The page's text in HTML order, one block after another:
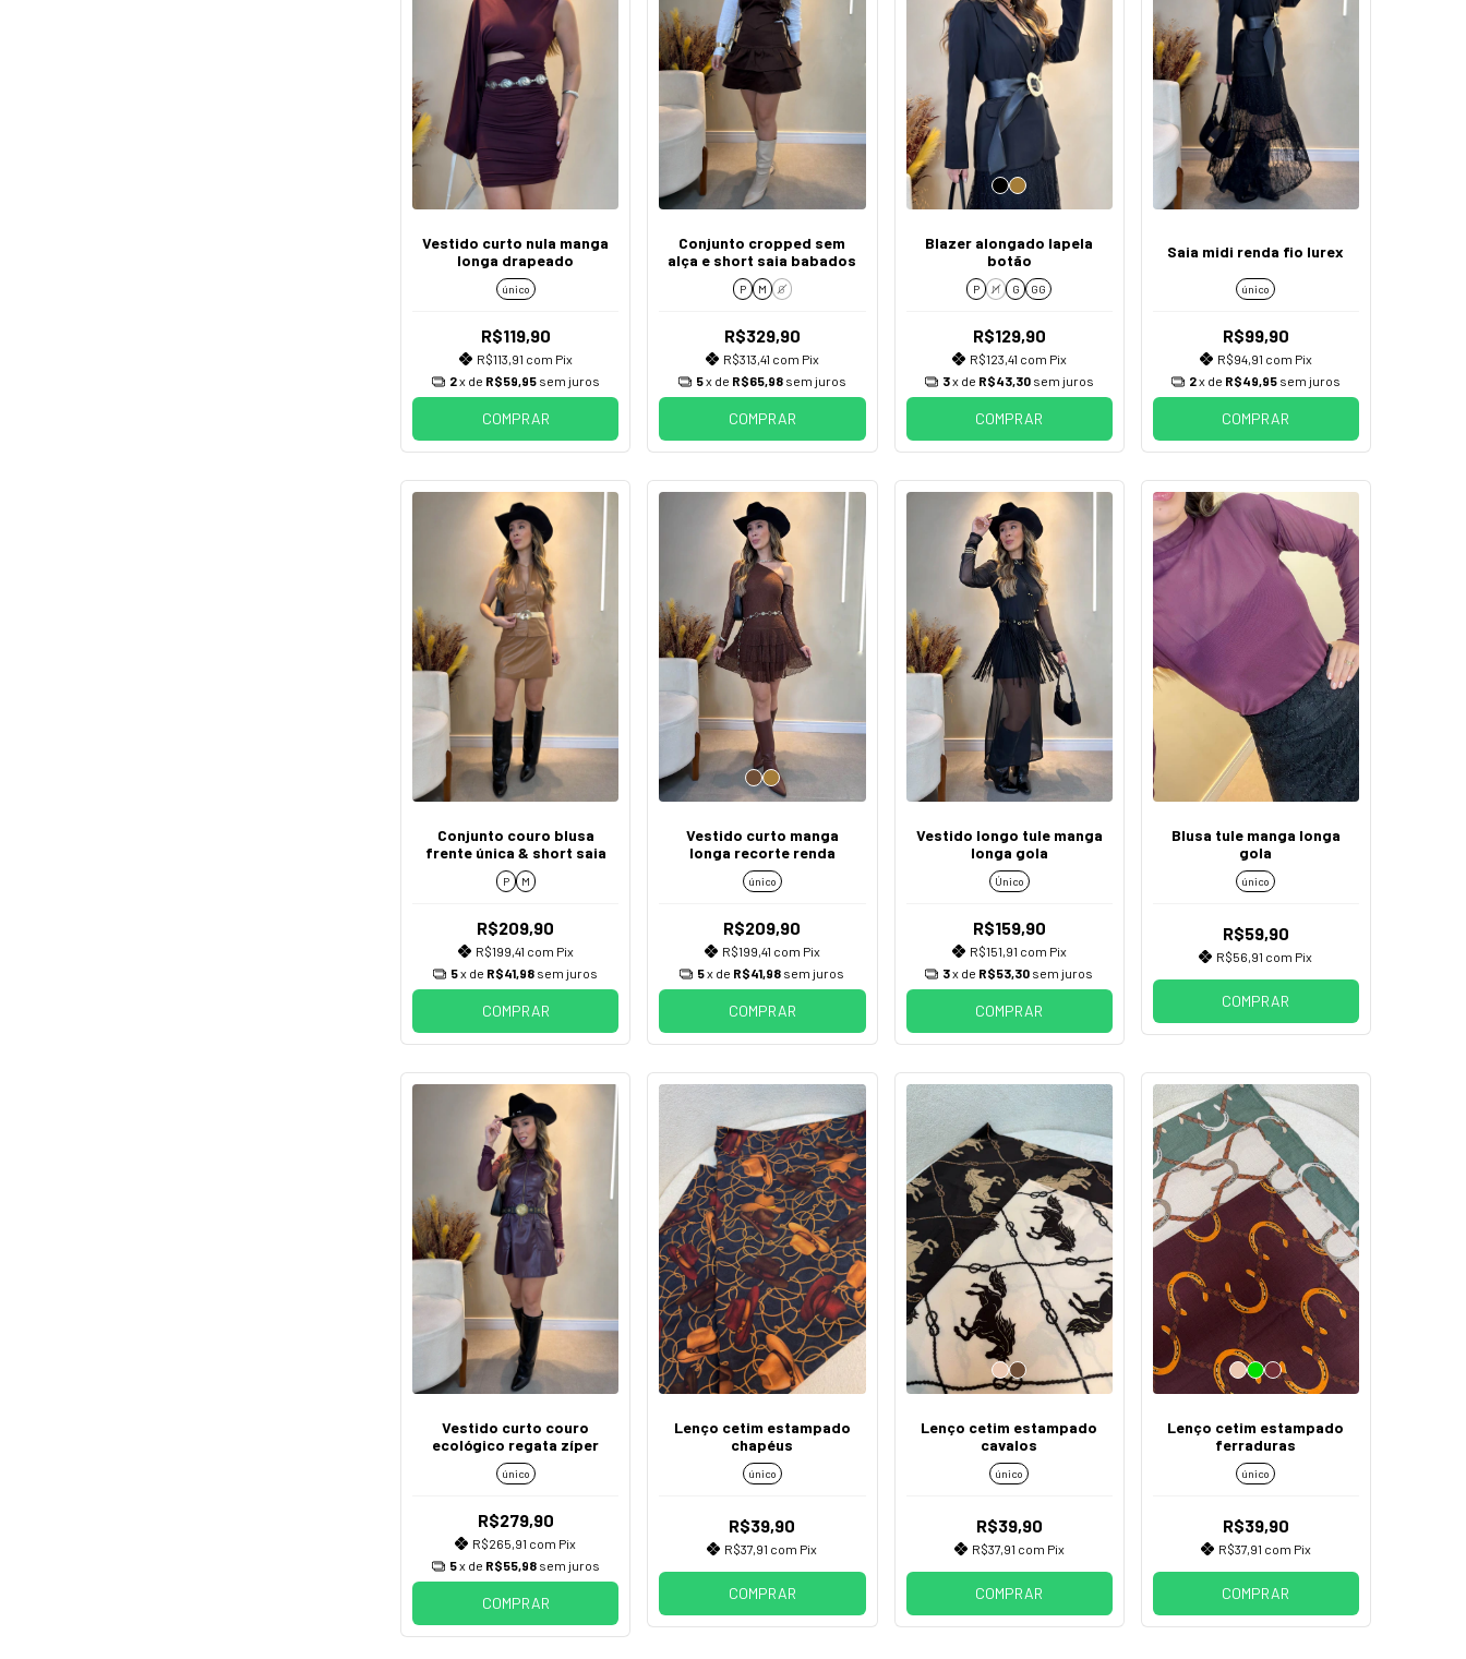
Vestido curto nula manga
longa drapeado
único
R$119,90
R$113,91 com Pix
2x de R$59,95 sem juros
COMPRAR
Conjunto cropped sem
alça e short saia babados
P M G
R$329,90
R$313,41 com Pix
5x de R$65,98 sem juros
COMPRAR
Blazer alongado lapela
botão
P M G GG
R$129,90
R$123,41 com Pix
3x de R$43,30 sem juros
COMPRAR
Saia midi renda fio lurex
único
R$99,90
R$94,91 com Pix
2x de R$49,95 sem juros
COMPRAR
Conjunto couro blusa
frente única & short saia
P M
R$209,90
R$199,41 com Pix
5x de R$41,98 sem juros
COMPRAR
Vestido curto manga
longa recorte renda
único
R$209,90
R$199,41 com Pix
5x de R$41,98 sem juros
COMPRAR
Vestido longo tule manga
longa gola
Único
R$159,90
R$151,91 com Pix
3x de R$53,30 sem juros
COMPRAR
Blusa tule manga longa
gola
único
R$59,90
R$56,91 com Pix
COMPRAR
Vestido curto couro
ecológico regata zíper
único
R$279,90
R$265,91 com Pix
5x de R$55,98 sem juros
COMPRAR
Lenço cetim estampado
chapéus
único
R$39,90
R$37,91 com Pix
COMPRAR
Lenço cetim estampado
cavalos
único
R$39,90
R$37,91 com Pix
COMPRAR
Lenço cetim estampado
ferraduras
único
R$39,90
R$37,91 com Pix
COMPRAR